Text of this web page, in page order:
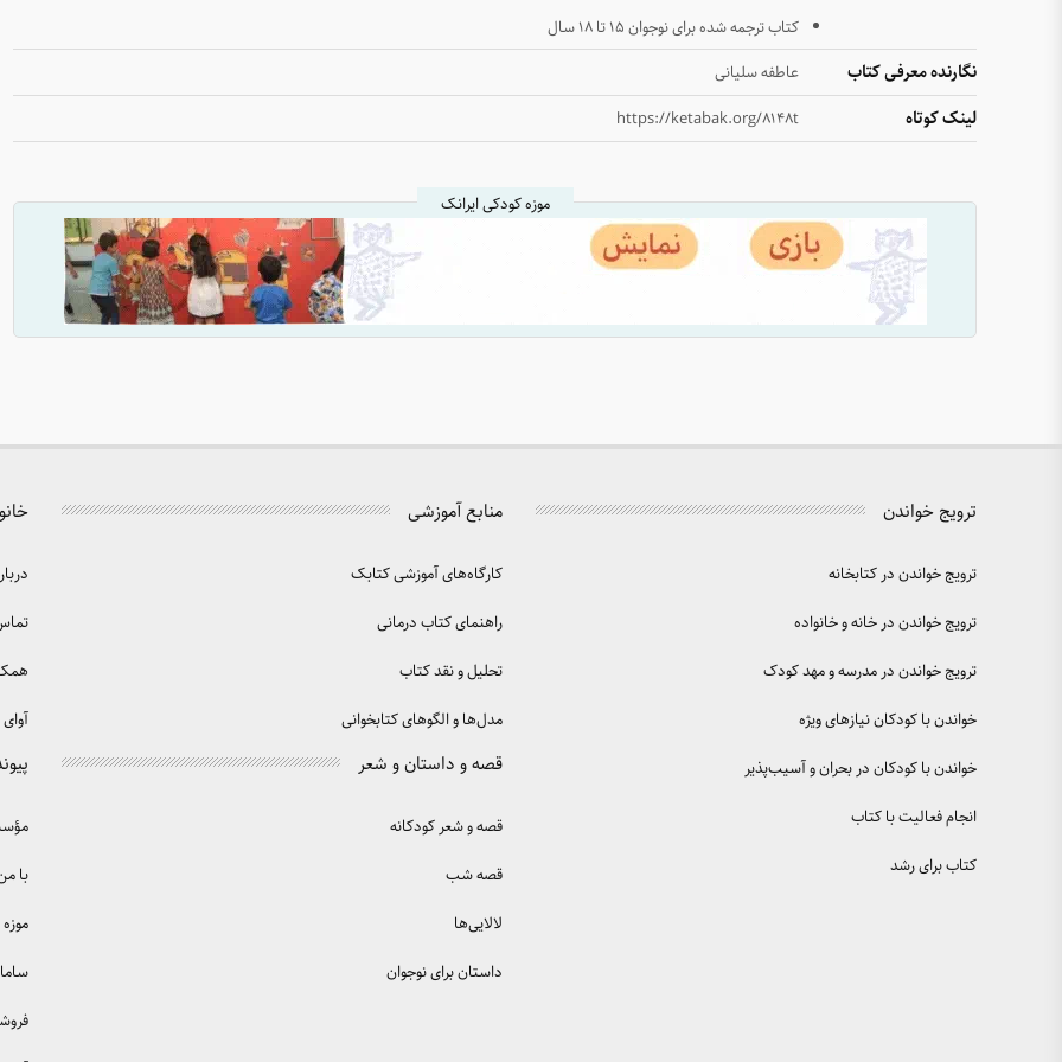
کتاب ترجمه شده برای نوجوان ۱۵ تا ۱۸ سال
نگارنده معرفی کتاب عاطفه سلیانی
لینک کوتاه https://ketabak.org/8148t
موزه کودکی ایرانک
ترویج خواندن
ترویج خواندن در کتابخانه
ترویج خواندن در خانه و خانواده
ترویج خواندن در مدرسه و مهد کودک
خواندن با کودکان نیازهای ویژه
خواندن با کودکان در بحران و آسیب‌پذیر
انجام فعالیت با کتاب
کتاب برای رشد
منابع آموزشی
کارگاه‌های آموزشی کتابک
راهنمای کتاب درمانی
تحلیل و نقد کتاب
مدل‌ها و الگوهای کتابخوانی
قصه و داستان و شعر
قصه و شعر کودکانه
قصه شب
لالایی‌ها
داستان برای نوجوان
با